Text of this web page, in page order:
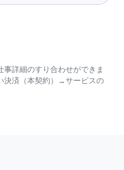
詳細のすり合わせができま
決済（本契約）→サービスの